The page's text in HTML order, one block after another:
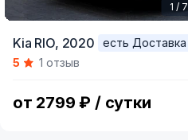
of
1 / 7
Kia RIO, 2020
есть Доставка
5
1 отзыв
от 2799 ₽ / сутки